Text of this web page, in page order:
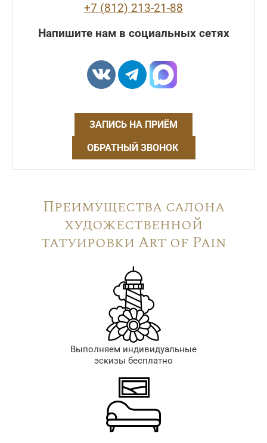
+7 (812) 213-21-88
Напишите нам в социальных сетях
ЗАПИСЬ НА ПРИЁМ
ОБРАТНЫЙ ЗВОНОК
Преимущества салона
художественной
татуировки Art of Pain
Выполняем индивидуальные
эскизы бесплатно